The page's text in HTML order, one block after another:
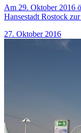
Am 29. Oktober 2016
Hansestadt Rostock
27. Oktober 2016